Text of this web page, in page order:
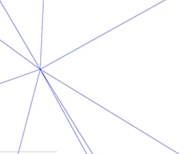
물 1개
물 1개
물 2개
시물 1개
물 1개
물 2개
1개
시물 2개
시물 4개